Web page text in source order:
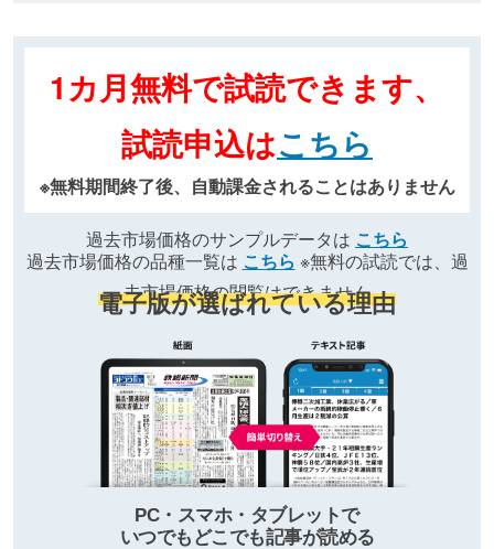
1カ月無料で試読できます、
試読申込はこちら
※無料期間終了後、自動課金されることはありません
過去市場価格のサンプルデータは こちら
過去市場価格の品種一覧は こちら ※無料の試読では、過
去市場価格の閲覧はできません
電子版が選ばれている理由
PC・スマホ・タブレットで
いつでもどこでも記事が読める